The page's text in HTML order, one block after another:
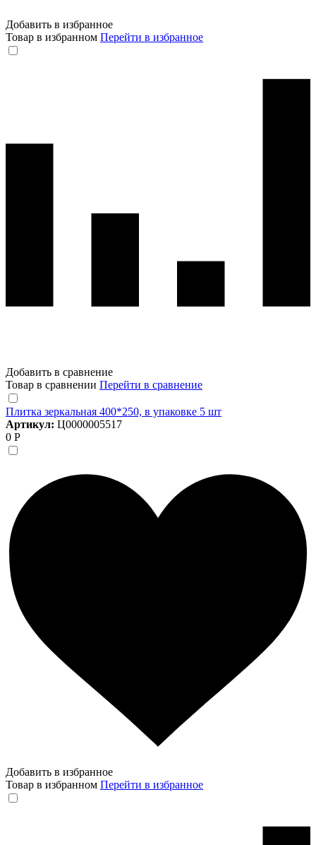
Добавить в избранное
Товар в избранном Перейти в избранное
Добавить в сравнение
Товар в сравнении Перейти в сравнение
Плитка зеркальная 400*250, в упаковке 5 шт
Артикул: Ц0000005517
0 Р
Добавить в избранное
Товар в избранном Перейти в избранное